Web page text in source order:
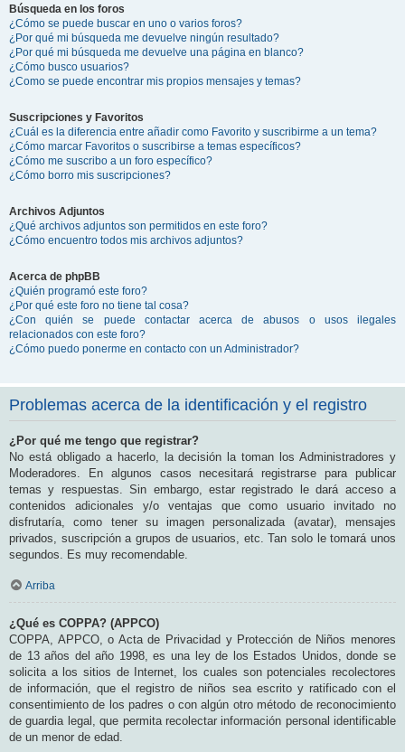
Búsqueda en los foros
¿Cómo se puede buscar en uno o varios foros?
¿Por qué mi búsqueda me devuelve ningún resultado?
¿Por qué mi búsqueda me devuelve una página en blanco?
¿Cómo busco usuarios?
¿Como se puede encontrar mis propios mensajes y temas?
Suscripciones y Favoritos
¿Cuál es la diferencia entre añadir como Favorito y suscribirme a un tema?
¿Cómo marcar Favoritos o suscribirse a temas específicos?
¿Cómo me suscribo a un foro específico?
¿Cómo borro mis suscripciones?
Archivos Adjuntos
¿Qué archivos adjuntos son permitidos en este foro?
¿Cómo encuentro todos mis archivos adjuntos?
Acerca de phpBB
¿Quién programó este foro?
¿Por qué este foro no tiene tal cosa?
¿Con quién se puede contactar acerca de abusos o usos ilegales
relacionados con este foro?
¿Cómo puedo ponerme en contacto con un Administrador?
Problemas acerca de la identificación y el registro
¿Por qué me tengo que registrar?
No está obligado a hacerlo, la decisión la toman los Administradores y
Moderadores. En algunos casos necesitará registrarse para publicar
temas y respuestas. Sin embargo, estar registrado le dará acceso a
contenidos adicionales y/o ventajas que como usuario invitado no
disfrutaría, como tener su imagen personalizada (avatar), mensajes
privados, suscripción a grupos de usuarios, etc. Tan solo le tomará unos
segundos. Es muy recomendable.
Arriba
¿Qué es COPPA? (APPCO)
COPPA, APPCO, o Acta de Privacidad y Protección de Niños menores
de 13 años del año 1998, es una ley de los Estados Unidos, donde se
solicita a los sitios de Internet, los cuales son potenciales recolectores
de información, que el registro de niños sea escrito y ratificado con el
consentimiento de los padres o con algún otro método de reconocimiento
de guardia legal, que permita recolectar información personal identificable
de un menor de edad.